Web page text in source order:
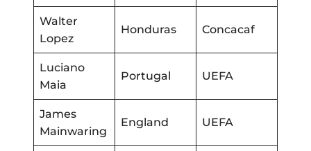
Walter
Lopez
Honduras Concacaf
Luciano
Maia
Portugal UEFA
James
Mainwaring
England UEFA